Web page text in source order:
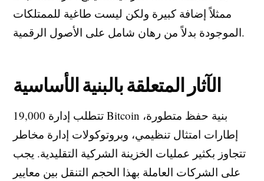
ممثلاً إضافة كبيرة ولكن ليست طاغية للممتلكات
الموجودة بدلاً من رهان شامل على الأصول الرقمية.
الآثار المتعلقة بالبنية الأساسية
تتطلب إدارة 19,000 Bitcoin بنية حفظ متطورة،
إطارات امتثال تنظيمي، وبروتوكولات إدارة مخاطر
تتجاوز بكثير عمليات الخزينة الشركية التقليدية. يجب
على الشركات العاملة بهذا الحجم التنقل بين معايير